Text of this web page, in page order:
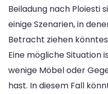
Beiladung nach Ploiesti
einige Szenarien, in
Betracht ziehen
Eine mögliche Situation
wenige Möbel oder
hast. In diesem Fall